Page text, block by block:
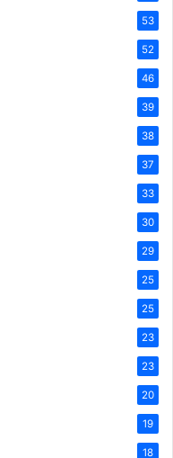
53
52
46
39
38
37
33
30
29
25
25
23
23
20
19
18